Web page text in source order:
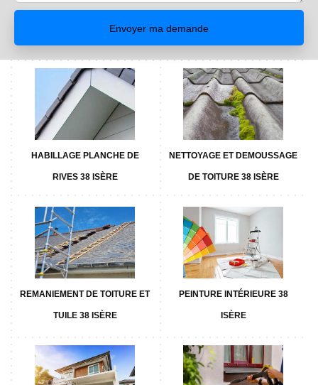
HABILLAGE PLANCHE DE
RIVES 38 ISÈRE
NETTOYAGE ET DEMOUSSAGE
DE TOITURE 38 ISÈRE
REMANIEMENT DE TOITURE ET
TUILE 38 ISÈRE
PEINTURE INTÉRIEURE 38
ISÈRE